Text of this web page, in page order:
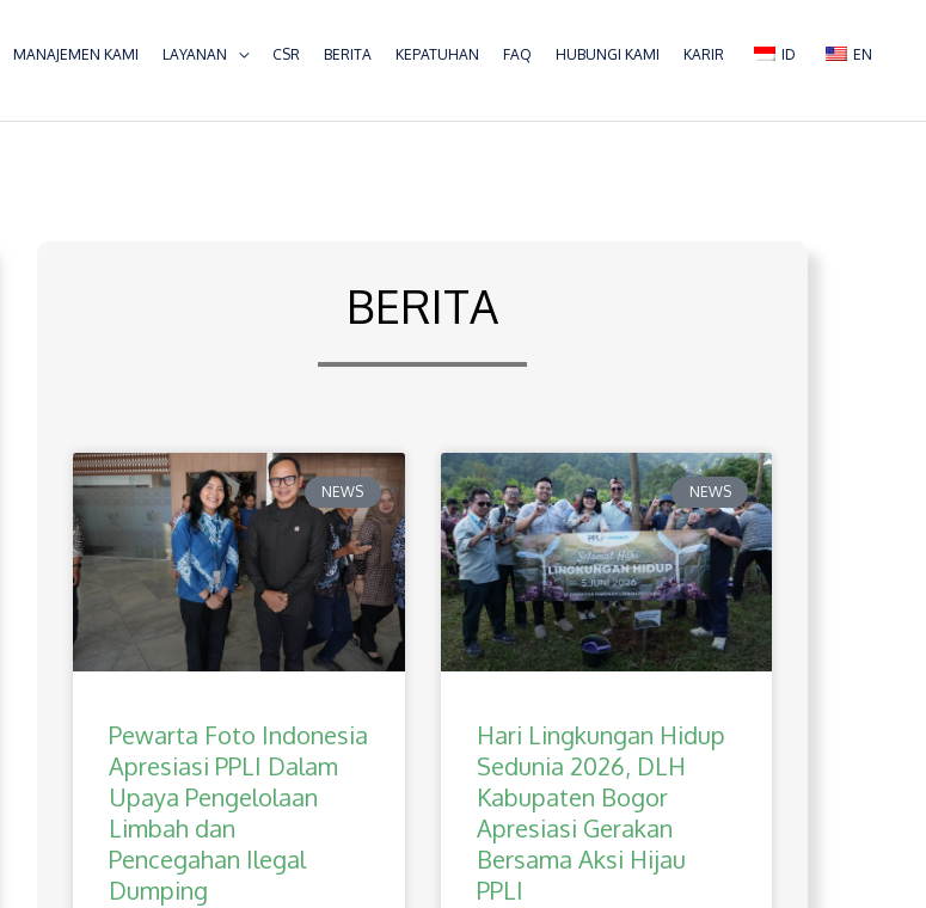
MANAJEMEN KAMI LAYANAN CSR BERITA KEPATUHAN FAQ HUBUNGI KAMI KARIR ID EN
BERITA
NEWS
Pewarta Foto Indonesia
Apresiasi PPLI Dalam
Upaya Pengelolaan
Limbah dan
Pencegahan Ilegal
Dumping
NEWS
Hari Lingkungan Hidup
Sedunia 2026, DLH
Kabupaten Bogor
Apresiasi Gerakan
Bersama Aksi Hijau
PPLI